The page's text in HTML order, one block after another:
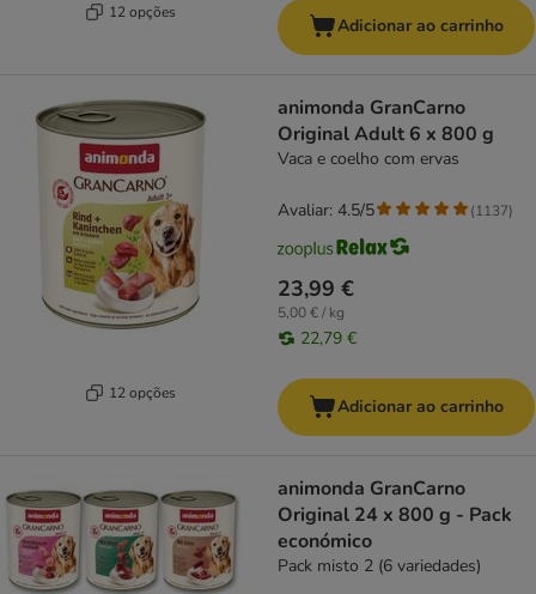
12 opções
Adicionar ao carrinho
12 opções
animonda GranCarno
Original Adult 6 x 800 g
Vaca e coelho com ervas
23,99 €
5,00 € / kg
22,79 €
Avaliar: 4.5/5 (1137)
Adicionar ao carrinho
animonda GranCarno
Original 24 x 800 g - Pack
económico
Pack misto 2 (6 variedades)